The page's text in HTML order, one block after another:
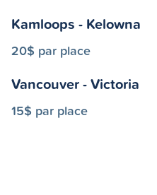
Kamloops - Kelowna
20$ par place
Vancouver - Victoria
15$ par place